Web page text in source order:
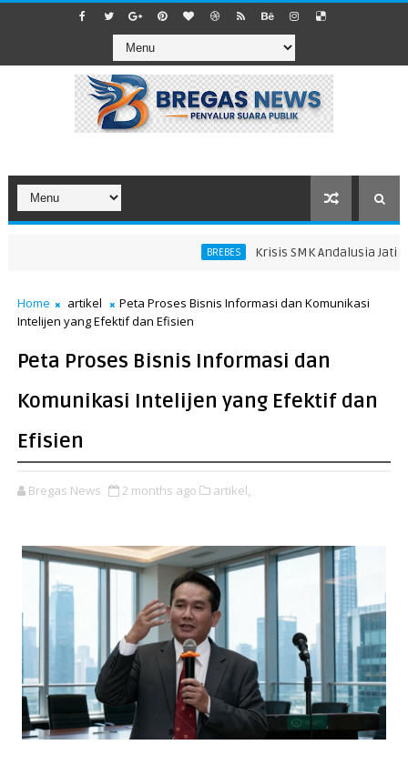
BREBES Krisis SMK Andalusia
Home artikel
Peta Proses Bisnis Informasi dan Komunikasi
Intelijen yang Efektif dan Efisien
Peta Proses Bisnis Informasi dan
Komunikasi Intelijen yang Efektif dan
Efisien
Bregas News 2 months ago artikel,